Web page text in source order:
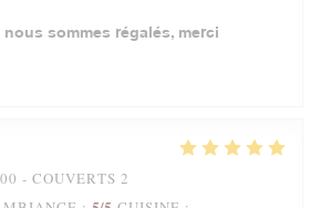
sommes régalés, merci
- COUVERTS 2